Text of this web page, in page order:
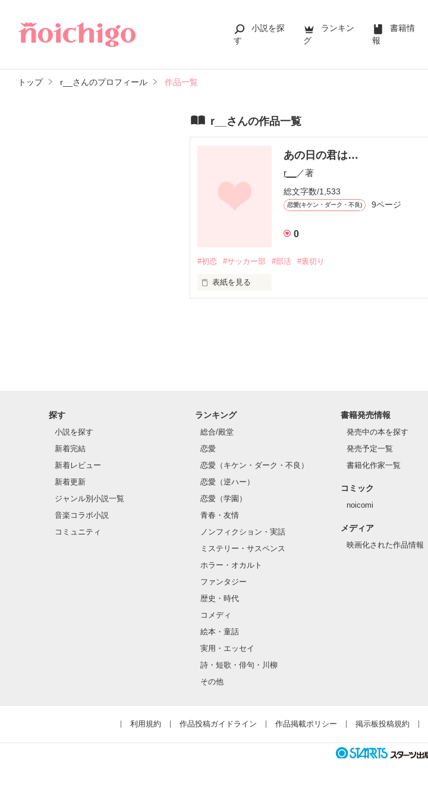
小説を探
す
ランキン
グ
書籍情
報
トップ r__さんのプロフィール 作品一覧
r__さんの作品一覧
あの日の君は…
r__ ／著
総文字数/1,533
恋愛(キケン・ダーク・不良) 9ページ
0
#初恋 #サッカー部 #部活 #裏切り
表紙を見る
作品を読む
探す
小説を探す
新着完結
新着レビュー
新着更新
ジャンル別小説一覧
音楽コラボ小説
コミュニティ
ランキング
総合/殿堂
恋愛
恋愛（キケン・ダーク・不良）
恋愛（逆ハー）
恋愛（学園）
青春・友情
ノンフィクション・実話
ミステリー・サスペンス
ホラー・オカルト
ファンタジー
歴史・時代
コメディ
絵本・童話
実用・エッセイ
詩・短歌・俳句・川柳
その他
書籍発売情報
発売中の本を探す
発売予定一覧
書籍化作家一覧
コミック
noicomi
メディア
映画化された作品情報
利用規約 作品投稿ガイドライン 作品掲載ポリシー 掲示板投稿規約